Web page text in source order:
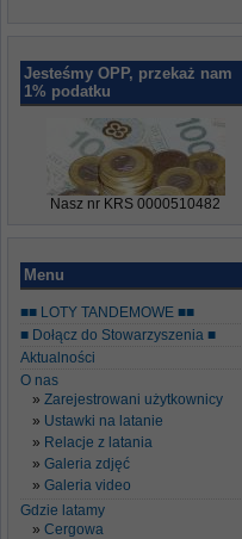
Jesteśmy OPP, przekaż nam
1% podatku
Nasz nr KRS 0000510482
Menu
■■ LOTY TANDEMOWE ■■
■ Dołącz do Stowarzyszenia ■
Aktualności
O nas
Zarejestrowani użytkownicy
Ustawki na latanie
Relacje z latania
Galeria zdjęć
Galeria video
Gdzie latamy
Cergowa